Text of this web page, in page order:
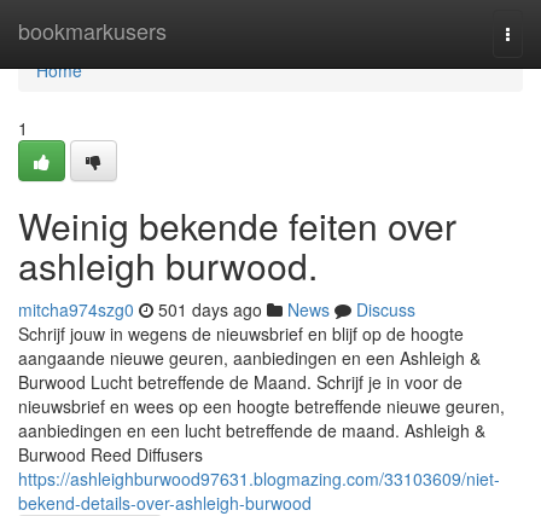
bookmarkusers
Home
Home
1
Weinig bekende feiten over
ashleigh burwood.
mitcha974szg0 501 days ago News
Discuss
Schrijf jouw in wegens de nieuwsbrief en blijf op de hoogte
aangaande nieuwe geuren, aanbiedingen en een Ashleigh &
Burwood Lucht betreffende de Maand. Schrijf je in voor de
nieuwsbrief en wees op een hoogte betreffende nieuwe geuren,
aanbiedingen en een lucht betreffende de maand. Ashleigh &
Burwood Reed Diffusers
https://ashleighburwood97631.blogmazing.com/33103609/niet-
bekend-details-over-ashleigh-burwood